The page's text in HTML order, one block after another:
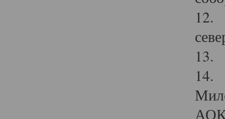
12.
13.
14.